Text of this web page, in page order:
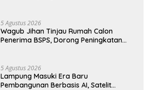
5 Agustus 2026
Wagub Jihan Tinjau Rumah Calon
Penerima BSPS, Dorong Peningkatan
5 Agustus 2026
Lampung Masuki Era Baru
Pembangunan Berbasis AI, Satelit